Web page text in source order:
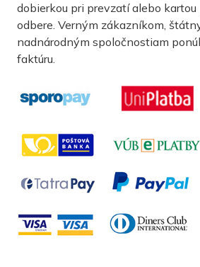
dobierkou pri prevzatí alebo kartou
odbere. Verným zákazníkom,
nadnárodným spoločnostiam
faktúru.